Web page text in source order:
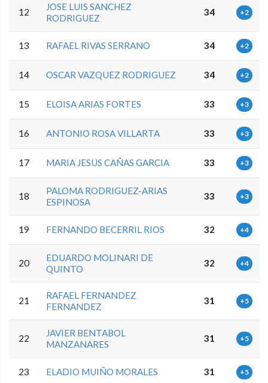
12
JOSE LUIS SANCHEZ
RODRIGUEZ
34 +2
13 RAFAEL RIVAS SERRANO 34 +2
14 OSCAR VAZQUEZ RODRIGUEZ 34 +2
15 ELOISA ARIAS FORTES 33 +3
16 ANTONIO ROSA VILLARTA 33 +3
17 MARIA JESUS CAÑAS GARCIA 33 +3
18
PALOMA RODRIGUEZ-ARIAS
ESPINOSA
33 +3
19 FERNANDO BECERRIL RIOS 32 +4
20
EDUARDO MOLINARI DE
QUINTO
32 +4
21
RAFAEL FERNANDEZ
FERNANDEZ
31 +5
22
JAVIER BENTABOL
MANZANARES
31 +5
23 ELADIO MUIÑO MORALES 31 +5